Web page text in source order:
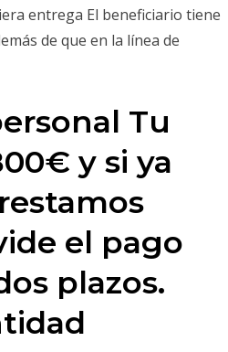
entrega El beneficiario tiene
de que en la línea de
Tu
y si ya
el pago
plazos.